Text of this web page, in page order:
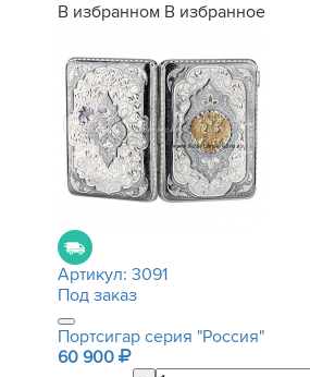
В избранном В избранное
Артикул: 3091
Под заказ
Портсигар серия "Россия"
60 900